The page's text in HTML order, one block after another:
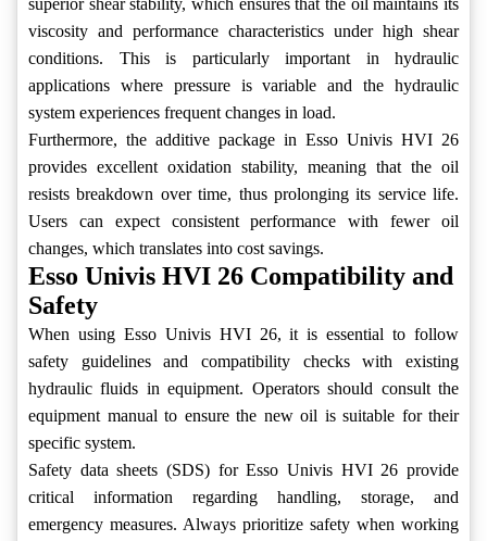
superior shear stability, which ensures that the oil maintains its
viscosity and performance characteristics under high shear
conditions. This is particularly important in hydraulic
applications where pressure is variable and the hydraulic
system experiences frequent changes in load.
Furthermore, the additive package in Esso Univis HVI 26
provides excellent oxidation stability, meaning that the oil
resists breakdown over time, thus prolonging its service life.
Users can expect consistent performance with fewer oil
changes, which translates into cost savings.
Esso Univis HVI 26 Compatibility and
Safety
When using Esso Univis HVI 26, it is essential to follow
safety guidelines and compatibility checks with existing
hydraulic fluids in equipment. Operators should consult the
equipment manual to ensure the new oil is suitable for their
specific system.
Safety data sheets (SDS) for Esso Univis HVI 26 provide
critical information regarding handling, storage, and
emergency measures. Always prioritize safety when working